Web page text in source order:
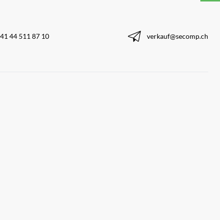
44 511 87 10 verkauf@secomp.ch